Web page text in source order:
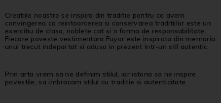
Creatiile noastre se inspira din traditie pentru ca avem
convingerea ca reintoarcerea si conservarea traditiilor este un
exercitiu de clasa, noblete cat si o forma de responsabilitate.
Fiecare poveste vestimentara Fuyor este inspirata din memoria
unui trecut indepartat si adusa in prezent intr-un stil autentic.
Prin arta vrem sa ne definim stilul, iar istoria sa ne inspire
povestile, sa imbracam stilul cu traditie si autenticitate.